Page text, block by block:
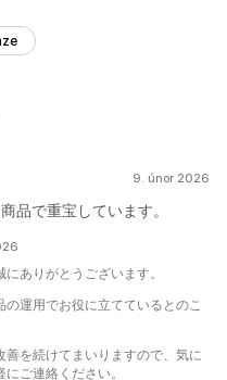
9. únor 2026
品で重宝しています。
ありがとうございます。
運用でお役に立てているとのこ
を続けてまいりますので、気に
ご連絡ください。